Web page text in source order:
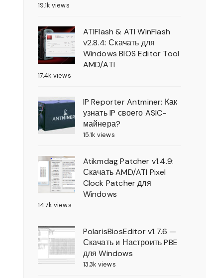
19.1k views
ATIFlash & ATI WinFlash
v2.8.4: Скачать для
Windows BIOS Editor Tool
AMD/ATI
17.4k views
IP Reporter Antminer: Как
узнать IP своего ASIC-
майнера?
15.1k views
Atikmdag Patcher v1.4.9:
Скачать AMD/ATI Pixel
Clock Patcher для
Windows
14.7k views
PolarisBiosEditor v1.7.6 —
Скачать и Настроить PBE
для Windows
13.3k views